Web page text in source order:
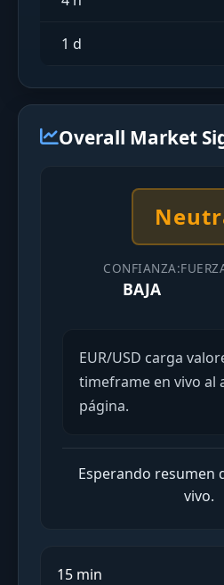
1 d
Overall Market
CONFIANZA:
BAJA
EUR/USD carga
timeframe en vivo al
página.
Esperando resumen
vivo.
15 min